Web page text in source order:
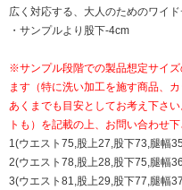
広く対応する、大人のためのワイド
・サンプルより股下-4cm
※サンプル段階での製品想定サイ
ます（特に洗い加工を施す商品、
あくまでも目安としてお考え下さ
トも）を記載の上、お問い合わせ下
1(ウエスト75,股上27,股下73,腿幅
2(ウエスト78,股上28,股下75,腿幅
3(ウエスト81,股上29,股下77,腿幅